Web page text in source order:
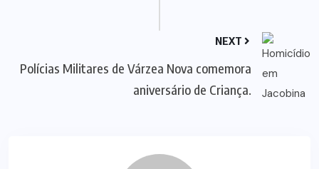
NEXT
Polícias Militares de Várzea Nova comemora
aniversário de Criança.